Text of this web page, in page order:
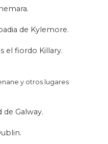
de Kylemore.
el fiordo Killary.
y otros lugares
de Galway.